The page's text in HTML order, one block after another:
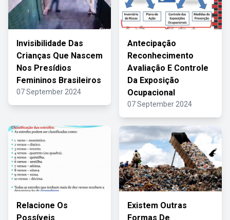
Invisibilidade Das
Crianças Que Nascem
Nos Presídios
Femininos Brasileiros
07 September 2024
Antecipação
Reconhecimento
Avaliação E Controle
Da Exposição
Ocupacional
07 September 2024
Relacione Os
Possíveis
Existem Outras
Formas De